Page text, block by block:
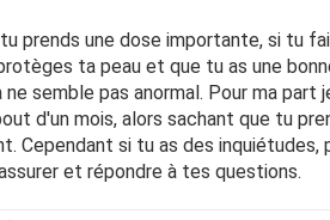
prends une dose importante, si tu
ta peau et que tu as une
semble pas anormal. Pour ma part
d'un mois, alors sachant que tu
Cependant si tu as des inquiétudes,
et répondre à tes questions.